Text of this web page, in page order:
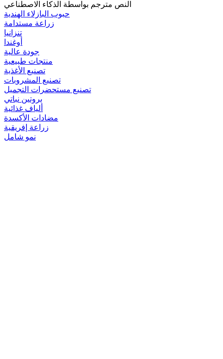
النص مترجم بواسطة الذكاء الاصطناعي
حبوب البازلاء الهندية
زراعة مستدامة
تنزانيا
أوغندا
جودة عالية
منتجات طبيعية
تصنيع الأغذية
تصنيع المشروبات
تصنيع مستحضرات التجميل
بروتين نباتي
ألياف غذائية
مضادات الأكسدة
زراعة إفريقية
نمو شامل